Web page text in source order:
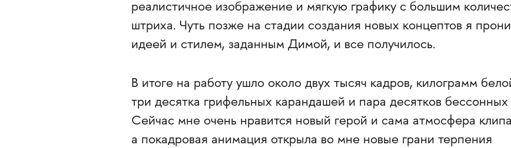
реалистичное изображение и мягкую графику с большим
штриха. Чуть позже на стадии создания новых концептов я
идеей и стилем, заданным Димой, и все получилось.
В итоге на работу ушло около двух тысяч кадров, килограмм
три десятка грифельных карандашей и пара десятков бессонных
Сейчас мне очень нравится новый герой и сама атмосфера
а покадровая анимация открыла во мне новые грани терпения